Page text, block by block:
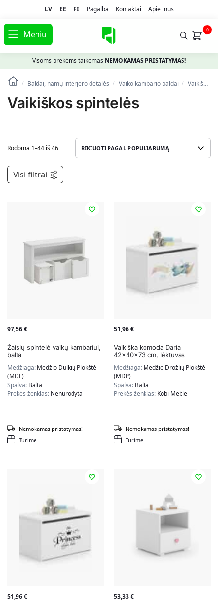
LV EE FI Pagalba Kontaktai Apie mus
Meniu 0
Visoms prekėms taikomas NEMOKAMAS PRISTATYMAS!
/ Baldai, namų interjero detalės / Vaiko kambario baldai / Vaikiškos spintelės
Vaikiškos spintelės
Rodoma 1–44 iš 46
Visi filtrai
97,56€
Žaislų spintelė vaikų kambariui,
balta
Medžiaga: Medžio Dulkių Plokštė
(MDF)
Spalva: Balta
Prekės ženklas: Nenurodyta
Turime
Nemokamas pristatymas!
51,96€
Vaikiška komoda Daria
42x40x73 cm, lėktuvas
Medžiaga: Medžio Drožlių Plokštė
(MDP)
Spalva: Balta
Prekės ženklas: Kobi Meble
Turime
Nemokamas pristatymas!
51,96€ 53,33€